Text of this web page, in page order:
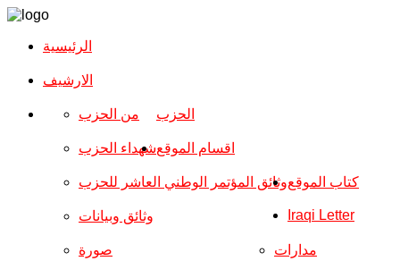
الرئيسية
الارشیف
الحزب من الحزب
شهداء الحزب
وثائق المؤتمر الوطني العاشر للحزب
وثائق وبيانات
اقسام الموقع
صورة مدارات
كتاب الموقع
Iraqi Letter